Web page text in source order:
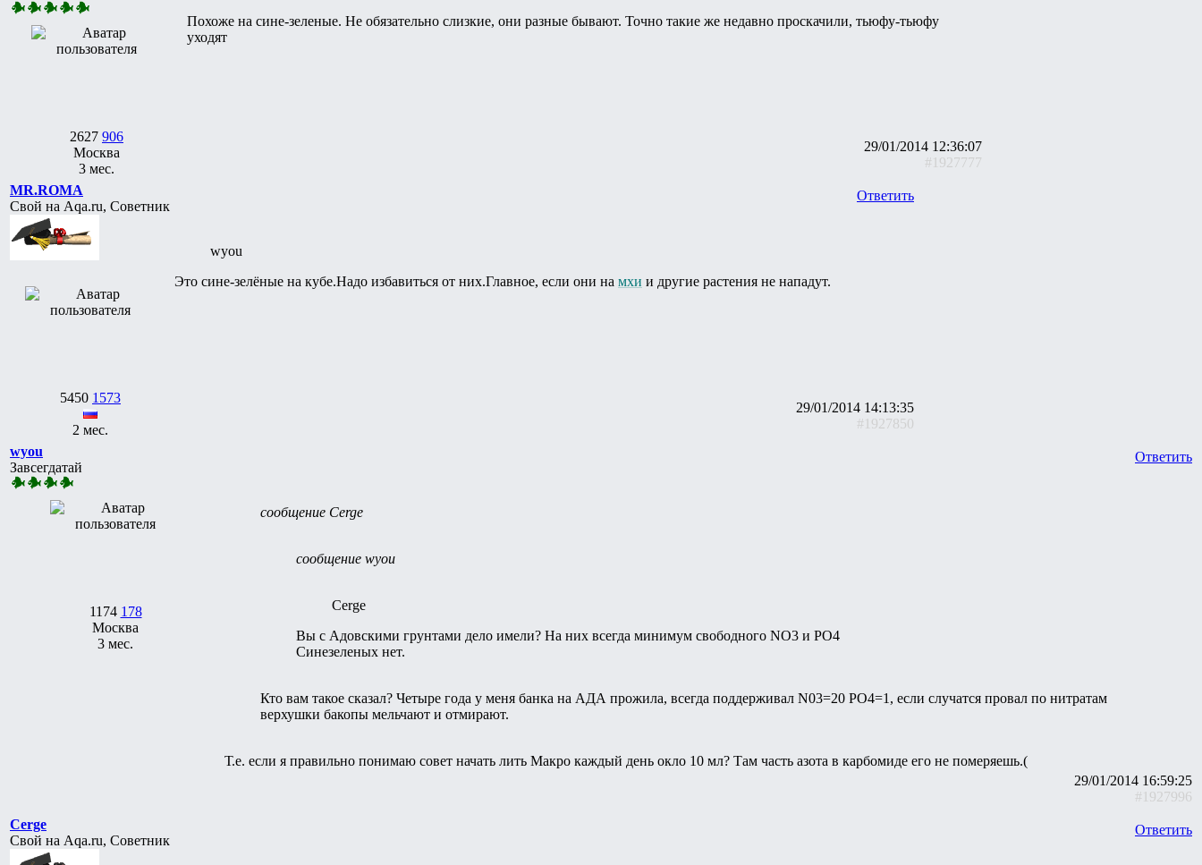
2627 906
Москва
3 мес.
Похоже на сине-зеленые. Не обязательно слизкие, они разные бывают. Точно такие же недавно проскачили, тьюфу-тьюфу
уходят
29/01/2014 12:36:07
#1927777
MR.ROMA
Свой на Aqa.ru, Советник
5450 1573
2 мес.
Ответить
wyou
Это сине-зелёные на кубе.Надо избавиться от них.Главное, если они на мхи и другие растения не нападут.
29/01/2014 14:13:35
#1927850
wyou
Завсегдатай
1174 178
Москва
3 мес.
Ответить
сообщение Cerge
сообщение wyou
Cerge
Вы с Адовскими грунтами дело имели? На них всегда минимум свободного NO3 и PO4
Синезеленых нет.
Кто вам такое сказал? Четыре года у меня банка на АДА прожила, всегда поддерживал N03=20 PO4=1, если случатся провал по нитратам
верхушки бакопы мельчают и отмирают.
Т.е. если я правильно понимаю совет начать лить Макро каждый день окло 10 мл? Там часть азота в карбомиде его не померяешь.(
29/01/2014 16:59:25
#1927996
Cerge
Свой на Aqa.ru, Советник
Ответить